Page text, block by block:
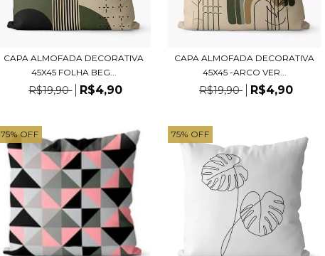
CAPA ALMOFADA DECORATIVA
45X45 FOLHA BEG...
R$19,90 R$4,90
CAPA ALMOFADA DECORATIVA
45X45 -ARCO VER...
R$19,90 R$4,90
75%OFF 75% OFF